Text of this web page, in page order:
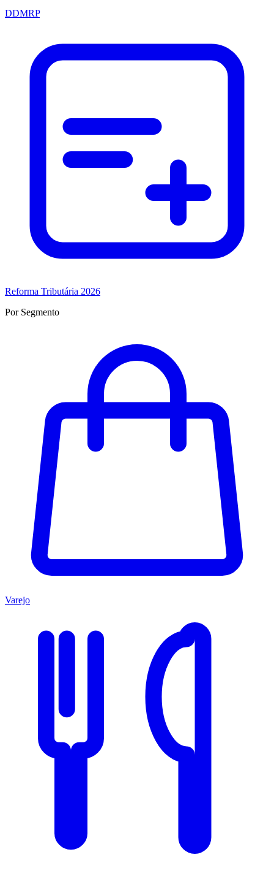
DDMRP
Reforma Tributária 2026
Por Segmento
Varejo